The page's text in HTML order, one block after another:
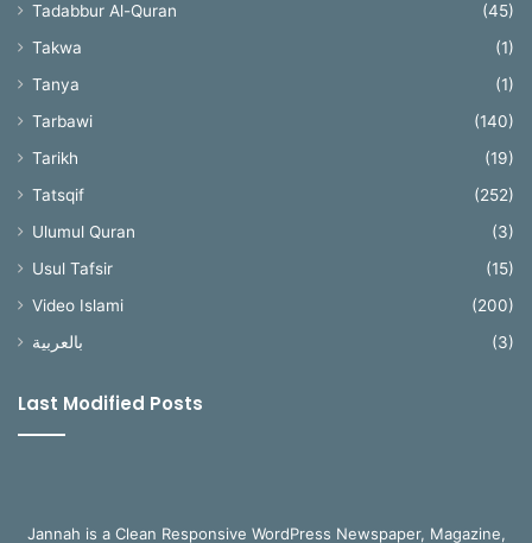
Tadabbur Al-Quran
(45)
Takwa
(1)
Tanya
(1)
Tarbawi
(140)
Tarikh
(19)
Tatsqif
(252)
Ulumul Quran
(3)
Usul Tafsir
(15)
Video Islami
(200)
بالعربية
(3)
Last Modified Posts
Jannah is a Clean Responsive WordPress Newspaper, Magazine,